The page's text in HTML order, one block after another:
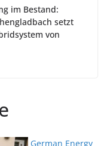
im Bestand:
setzt
von
German Energy